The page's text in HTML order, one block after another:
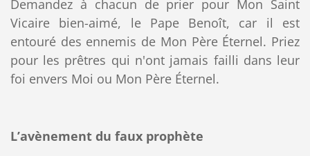
Demandez à chacun de prier pour Mon Saint
Vicaire bien-aimé, le Pape Benoît, car il est
entouré des ennemis de Mon Père Éternel. Priez
pour les prêtres qui n'ont jamais failli dans leur
foi envers Moi ou Mon Père Éternel.
L’avènement du faux prophète